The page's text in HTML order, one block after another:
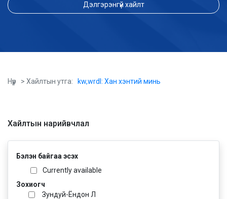
Дэлгэрэнгүй хайлт
Нүүр > Хайлтын утга: kw,wrdl: Хан хэнтий минь
Хайлтын нарийвчлал
Бэлэн байгаа эсэх
Currently available
Зохиогч
Зундуй-Ёндон Л